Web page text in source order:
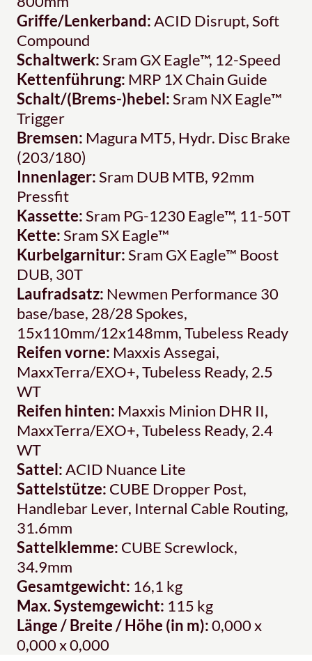
Griffe/Lenkerband:ACID Disrupt, Soft
Compound
Schaltwerk:Sram GX Eagle™, 12-Speed
Kettenführung: MRP 1X Chain Guide
Schalt/(Brems-)hebel:Sram NX Eagle™
Trigger
Bremsen: Magura MT5, Hydr. Disc Brake
(203/180)
Innenlager:Sram DUB MTB, 92mm
Pressfit
Kassette:Sram PG-1230 Eagle™, 11-50T
Kette:Sram SX Eagle™
Kurbelgarnitur:Sram GX Eagle™ Boost
DUB, 30T
Laufradsatz: Newmen Performance 30
base/base, 28/28 Spokes,
15x110mm/12x148mm, Tubeless Ready
Reifen vorne: Maxxis Assegai,
MaxxTerra/EXO+, Tubeless Ready, 2.5
WT
Reifen hinten: Maxxis Minion DHR II,
MaxxTerra/EXO+, Tubeless Ready, 2.4
WT
Sattel:ACID Nuance Lite
Sattelstütze: CUBE Dropper Post,
Handlebar Lever, Internal Cable Routing,
31.6mm
Sattelklemme: CUBE Screwlock,
34.9mm
Gesamtgewicht: 16,1 kg
Max. Systemgewicht: 115 kg
Länge / Breite / Höhe (in m):0,000 x
0,000 x 0,000